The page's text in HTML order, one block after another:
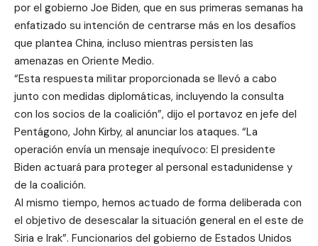
por el gobierno Joe Biden, que en sus primeras semanas ha
enfatizado su intención de centrarse más en los desafíos
que plantea China, incluso mientras persisten las
amenazas en Oriente Medio.
“Esta respuesta militar proporcionada se llevó a cabo
junto con medidas diplomáticas, incluyendo la consulta
con los socios de la coalición”, dijo el portavoz en jefe del
Pentágono, John Kirby, al anunciar los ataques. “La
operación envía un mensaje inequívoco: El presidente
Biden actuará para proteger al personal estadunidense y
de la coalición.
Al mismo tiempo, hemos actuado de forma deliberada con
el objetivo de desescalar la situación general en el este de
Siria e Irak”. Funcionarios del gobierno de Estados Unidos